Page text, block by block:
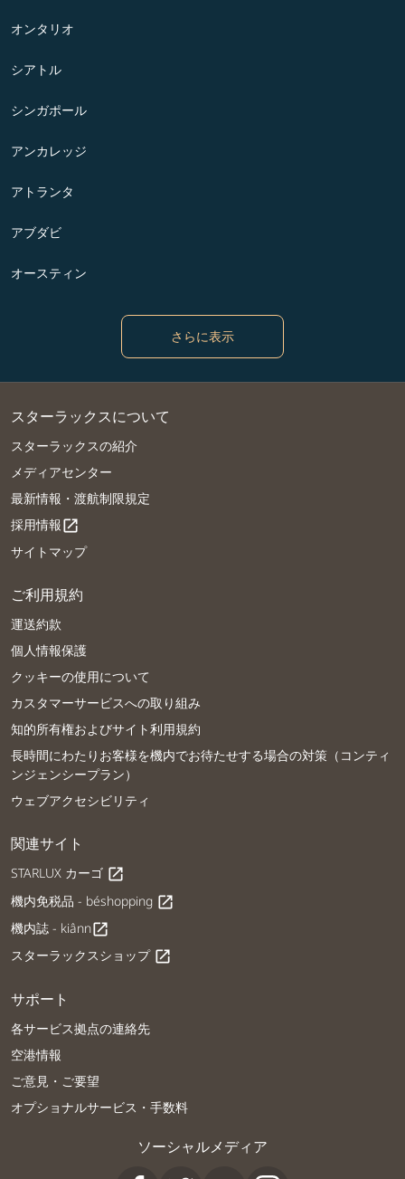
オンタリオ
シアトル
シンガポール
アンカレッジ
アトランタ
アブダビ
オースティン
さらに表示
スターラックスについて
スターラックスの紹介
メディアセンター
最新情報・渡航制限規定
採用情報open_in_new
サイトマップ
ご利用規約
運送約款
個人情報保護
クッキーの使用について
カスタマーサービスへの取り組み
知的所有権およびサイト利用規約
長時間にわたりお客様を機内でお待たせする場合の対策（コンティ
ンジェンシープラン）
ウェブアクセシビリティ
関連サイト
STARLUX カーゴ open_in_new
機内免税品 - béshopping open_in_new
機内誌 - kiânnopen_in_new
スターラックスショップ open_in_new
サポート
各サービス拠点の連絡先
空港情報
ご意見・ご要望
オプショナルサービス・手数料
ソーシャルメディア